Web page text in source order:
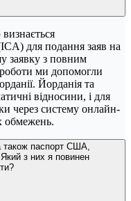
для подання заяв на
заявку з повним
ми допомогли
Йорданія та
відносини, і для
через систему онлайн-
обмежень.
також паспорт США,
з них я повинен